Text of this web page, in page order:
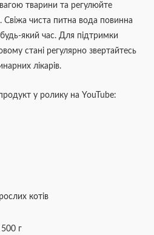
тварини та регулюйте
Свіжа чиста питна вода повинна
який час. Для підтримки
стані регулярно звертайтесь
лікарів.
у ролику на YouTube:
котів
г